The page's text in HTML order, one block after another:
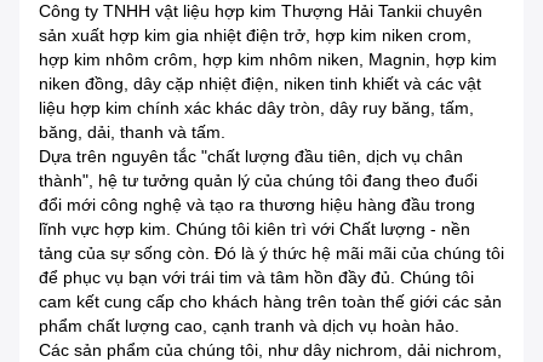
Công ty TNHH vật liệu hợp kim Thượng Hải Tankii chuyên
sản xuất hợp kim gia nhiệt điện trở, hợp kim niken crom,
hợp kim nhôm crôm, hợp kim nhôm niken, Magnin, hợp kim
niken đồng, dây cặp nhiệt điện, niken tinh khiết và các vật
liệu hợp kim chính xác khác dây tròn, dây ruy băng, tấm,
băng, dải, thanh và tấm.
Dựa trên nguyên tắc "chất lượng đầu tiên, dịch vụ chân
thành", hệ tư tưởng quản lý của chúng tôi đang theo đuổi
đổi mới công nghệ và tạo ra thương hiệu hàng đầu trong
lĩnh vực hợp kim. Chúng tôi kiên trì với Chất lượng - nền
tảng của sự sống còn. Đó là ý thức hệ mãi mãi của chúng tôi
để phục vụ bạn với trái tim và tâm hồn đầy đủ. Chúng tôi
cam kết cung cấp cho khách hàng trên toàn thế giới các sản
phẩm chất lượng cao, cạnh tranh và dịch vụ hoàn hảo.
Các sản phẩm của chúng tôi, như dây nichrom, dải nichrom,